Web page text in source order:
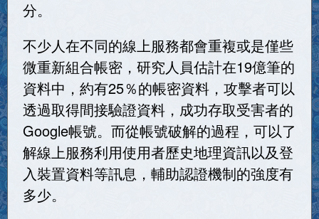
分。
不少人在不同的線上服務都會重複或是僅些
微重新組合帳密，研究人員估計在19億筆的
資料中，約有25％的帳密資料，攻擊者可以
透過取得間接驗證資料，成功存取受害者的
Google帳號。而從帳號破解的過程，可以了
解線上服務利用使用者歷史地理資訊以及登
入裝置資料等訊息，輔助認證機制的強度有
多少。